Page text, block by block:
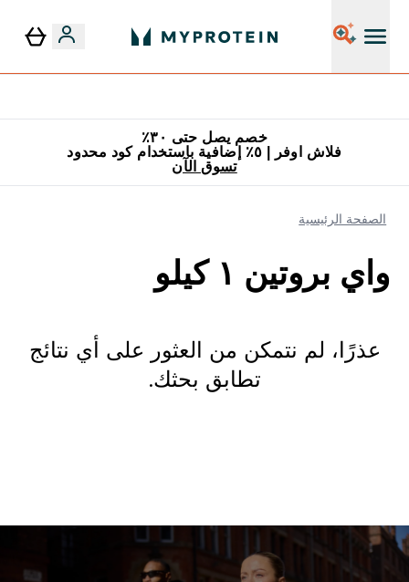
خصم يصل حتى ٣٠٪
فلاش اوفر | ٥٪ إضافية باستخدام كود محدود
تسوق الآن
الصفحة الرئيسية
واي بروتين ١ كيلو
عذرًا، لم نتمكن من العثور على أي نتائج
تطابق بحثك.